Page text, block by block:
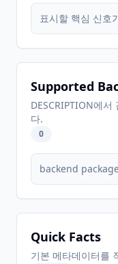
표시할 핵심 신호
Supported
DESCRIPTION에
다.
0
backend
Quick Facts
기본 메타데이터를